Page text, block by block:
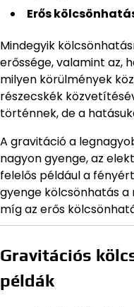
Erős
Mindegyik
erőssége, valamint az,
milyen körülmények
részecskék
történnek, de a
A gravitáció a
nagyon gyenge, az
felelős például a
gyenge kölcsönhatás
míg az erős
Gravitációs
példák